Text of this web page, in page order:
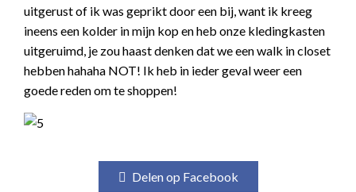
uitgerust of ik was geprikt door een bij, want ik kreeg
ineens een kolder in mijn kop en heb onze kledingkasten
uitgeruimd, je zou haast denken dat we een walk in closet
hebben hahaha NOT! Ik heb in ieder geval weer een
goede reden om te shoppen!
Delen op Facebook